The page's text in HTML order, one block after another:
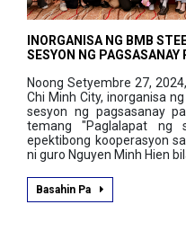
INORGANISA NG BMB
SESYON NG
Noong Setyembre 27,
Chi Minh City, inorganisa
sesyon ng pagsasanay
temang "Paglalapat ng
epektibong kooperasyon
ni guro Nguyen Minh Hien
Basahin Pa